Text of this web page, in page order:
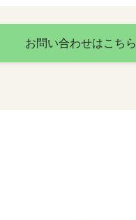
お問い合わせはこちら